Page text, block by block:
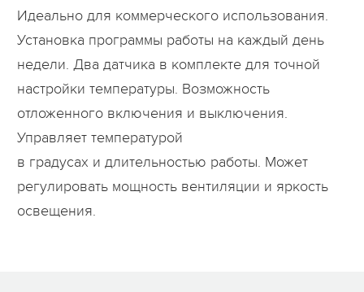
Идеально для коммерческого использования.
Установка программы работы на каждый день
недели. Два датчика в комплекте для точной
настройки температуры. Возможность
отложенного включения и выключения.
Управляет температурой
в градусах и длительностью работы. Может
регулировать мощность вентиляции и яркость
освещения.